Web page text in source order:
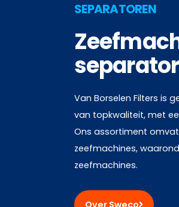
SEPARATOREN
Van Borselen Filters is
van topkwaliteit, met
Ons assortiment
zeefmachines,
zeefmachines.